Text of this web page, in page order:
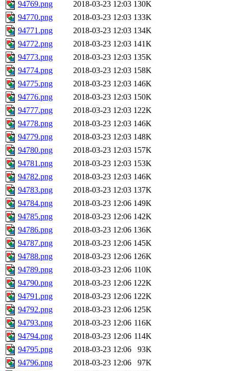
94769.png
2018-03-23 12:03 130K
94770.png
2018-03-23 12:03 133K
94771.png
2018-03-23 12:03 134K
94772.png
2018-03-23 12:03 141K
94773.png
2018-03-23 12:03 135K
94774.png
2018-03-23 12:03 158K
94775.png
2018-03-23 12:03 146K
94776.png
2018-03-23 12:03 150K
94777.png
2018-03-23 12:03 122K
94778.png
2018-03-23 12:03 146K
94779.png
2018-03-23 12:03 148K
94780.png
2018-03-23 12:03 157K
94781.png
2018-03-23 12:03 153K
94782.png
2018-03-23 12:03 146K
94783.png
2018-03-23 12:03 137K
94784.png
2018-03-23 12:06 149K
94785.png
2018-03-23 12:06 142K
94786.png
2018-03-23 12:06 136K
94787.png
2018-03-23 12:06 145K
94788.png
2018-03-23 12:06 126K
94789.png
2018-03-23 12:06 110K
94790.png
2018-03-23 12:06 122K
94791.png
2018-03-23 12:06 122K
94792.png
2018-03-23 12:06 125K
94793.png
2018-03-23 12:06 116K
94794.png
2018-03-23 12:06 114K
94795.png
2018-03-23 12:06
93K
94796.png
2018-03-23 12:06
97K